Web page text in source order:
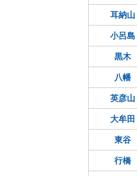
耳納山
小呂島
黒木
八幡
英彦山
大牟田
東谷
行橋